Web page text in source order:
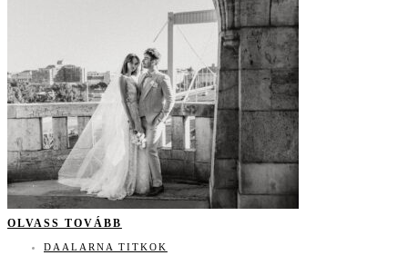
OLVASS TOVÁBB
DAALARNA TITKOK